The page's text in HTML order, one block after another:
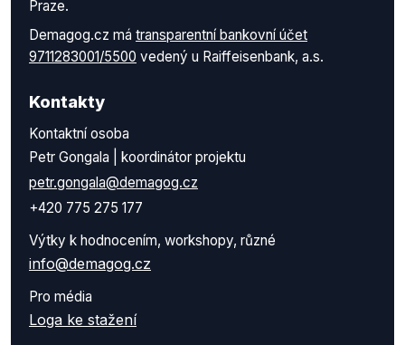
Praze.
Demagog.cz má transparentní bankovní účet
9711283001/5500 vedený u Raiffeisenbank, a.s.
Kontakty
Kontaktní osoba
Petr Gongala | koordinátor projektu
petr.gongala@demagog.cz
+420 775 275 177
Výtky k hodnocením, workshopy, různé
info@demagog.cz
Pro média
Loga ke stažení